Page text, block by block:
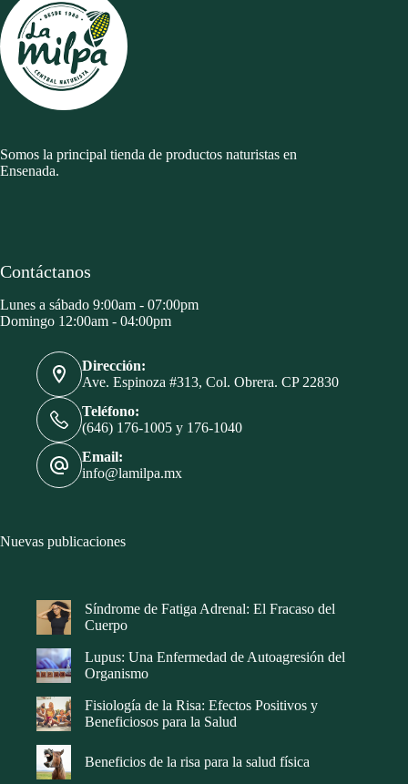
Somos la principal tienda de productos naturistas en
Ensenada.
Contáctanos
Lunes a sábado 9:00am - 07:00pm
Domingo 12:00am - 04:00pm
Dirección:
Ave. Espinoza #313, Col. Obrera. CP 22830
Teléfono:
(646) 176-1005 y 176-1040
Email:
info@lamilpa.mx
Nuevas publicaciones
Síndrome de Fatiga Adrenal: El Fracaso del
Cuerpo
Lupus: Una Enfermedad de Autoagresión del
Organismo
Fisiología de la Risa: Efectos Positivos y
Beneficiosos para la Salud
Beneficios de la risa para la salud física